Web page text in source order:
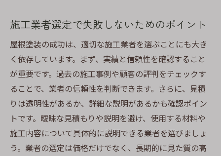
耐候性を高めるための追加コーティングの
必要性
施工前に確認すべき気象条件とその対策
静岡市の気候に合った耐久性テストの活用
法
地域の気象データを活かした塗装計画の立
て方
静岡市の屋根塗装でコストと耐久性を両立する
ための必須ポイント
施工業者選定で失敗しないためのポイント
屋根塗装の成功は、適切な施工業者を選ぶことにも大き
く依存しています。まず、実績と信頼性を確認すること
が重要です。過去の施工事例や顧客の評判をチェックす
ることで、業者の信頼性を判断できます。さらに、見積
りは透明性があるか、詳細な説明があるかも確認ポイン
トです。曖昧な見積もりや説明を避け、使用する材料や
施工内容について具体的に説明できる業者を選びましょ
う。業者の選定は価格だけでなく、長期的に見た質の高